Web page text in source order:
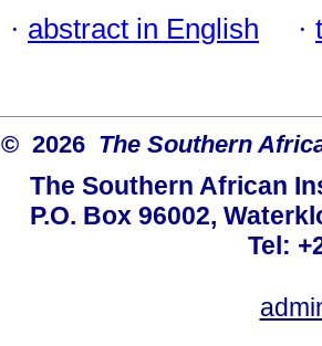
· abstract in English ·
© 2026 The Southern
The Southern African
P.O. Box 96002,
Tel: